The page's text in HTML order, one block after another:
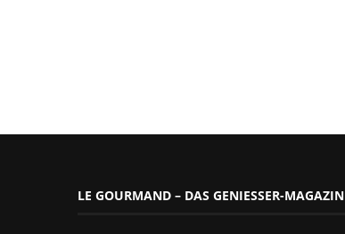
LE GOURMAND – DAS GENIESSER-MAGAZIN